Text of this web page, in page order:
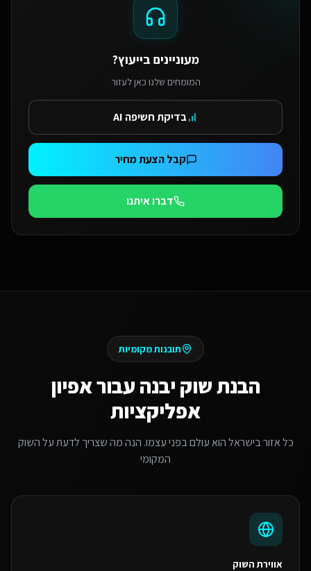
מעוניינים בייעוץ?
המומחים שלנו כאן לעזור
בדיקת חשיפה AI
קבל הצעת מחיר
דברו איתנו
תובנות מקומיות
הבנת שוק יבנה עבוראפיון
אפליקציות
כל אזור בישראל הוא עולם בפני עצמו. הנה מה שצריך לדעת על השוק
המקומי
אווירת השוק